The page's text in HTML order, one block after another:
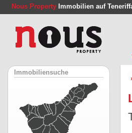
Nous Property Immobilien auf
Immobiliensuche